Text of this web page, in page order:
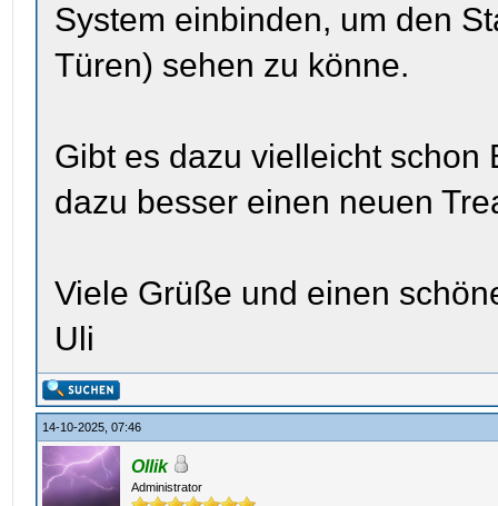
System einbinden, um den
Türen) sehen zu könne.
Gibt es dazu vielleicht
dazu besser einen neuen
Viele Grüße und einen
Uli
14-10-2025, 07:46
Ollik
Administrator